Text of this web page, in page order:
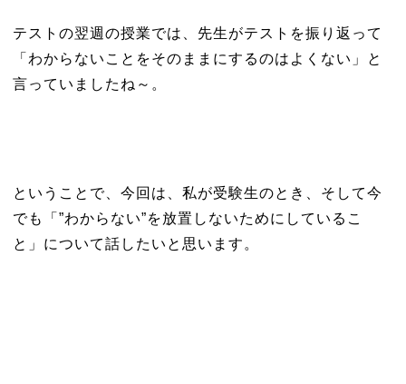
テストの翌週の授業では、先生がテストを振り返って
「わからないことをそのままにするのはよくない」と
言っていましたね～。
ということで、今回は、私が受験生のとき、そして今
でも「”わからない”を放置しないためにしているこ
と」について話したいと思います。